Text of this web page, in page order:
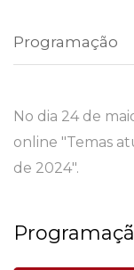
Programação
No dia 24 de
online "Temas
de 2024".